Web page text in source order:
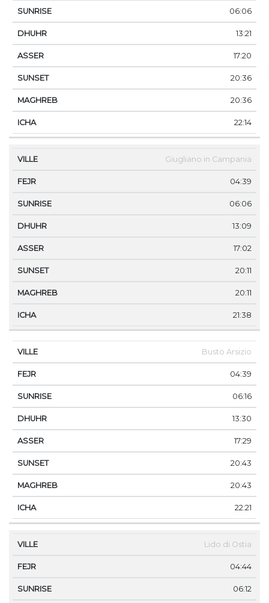
06:06
13:21
17:20
20:36
20:36
22:14
Giugliano in Campania
04:39
06:06
13:09
17:02
20:11
20:11
21:38
Busto Arsizio
04:39
06:16
13:30
17:29
20:43
20:43
22:21
Lido di Ostia
04:44
06:12